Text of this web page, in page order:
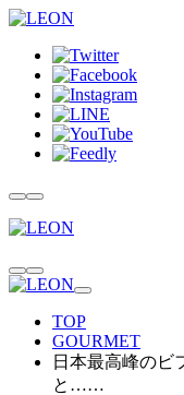
TOP
GOURMET
日本最高峰のビ
と……